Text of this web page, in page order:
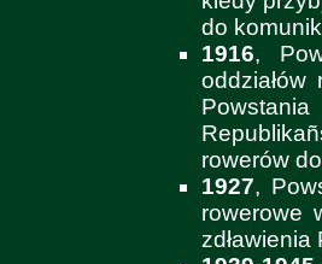
do
1916,
oddziałów
rowerów
1927,
rowerowe